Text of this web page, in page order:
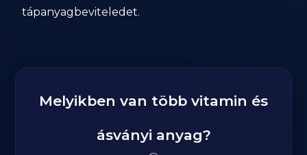
tápanyagbeviteledet.
Melyikben van több vitamin és
ásványi anyag?